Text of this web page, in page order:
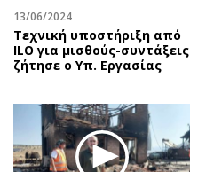
13/06/2024
Τεχνική υποστήριξη από
ILO για μισθούς-συντάξεις
ζήτησε ο Υπ. Εργασίας